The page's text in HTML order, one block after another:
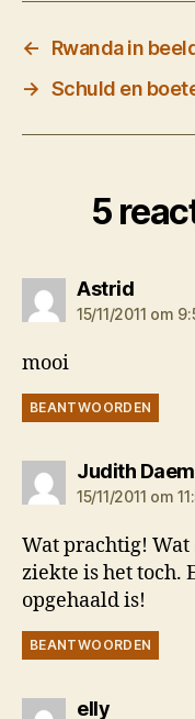
←
Rwanda in
→ Schuld en
5
Astridzegt:
15/11/2011 om
mooi
BEANTWOORDEN
Judith
15/11/2011 om
Wat prachtig!
ziekte is het toch.
opgehaald is!
BEANTWOORDEN
ellyzegt: